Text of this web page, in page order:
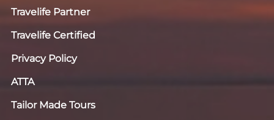
Travelife Partner
Travelife Certified
Privacy Policy
ATTA
Tailor Made Tours